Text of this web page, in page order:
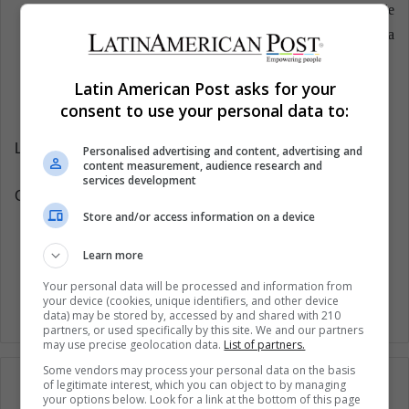
trabajar con la marca de ropa para playa y trajes de
baño Elis y con Island Company empresa
estadounidense.
Latin American Post | Grecia Argel
Copy edited by Laura Rocha Rueda
Latin American Post asks for your
consent to use your personal data to:
Personalised advertising and content, advertising and
content measurement, audience research and
services development
Store and/or access information on a device
Learn more
Your personal data will be processed and information from
your device (cookies, unique identifiers, and other device
data) may be stored by, accessed by and shared with 210
partners, or used specifically by this site. We and our partners
may use precise geolocation data. List of partners.
Some vendors may process your personal data on the basis
of legitimate interest, which you can object to by managing
your options below. Look for a link at the bottom of this page